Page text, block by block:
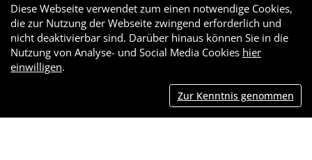
Diese Webseite verwendet zum einen notwendige Cookies,
die zur Nutzung der Webseite zwingend erforderlich und
nicht deaktivierbar sind. Darüber hinaus können Sie in die
Nutzung von Analyse- und Social Media Cookies hier
einwilligen.
Zur Kenntnis genommen